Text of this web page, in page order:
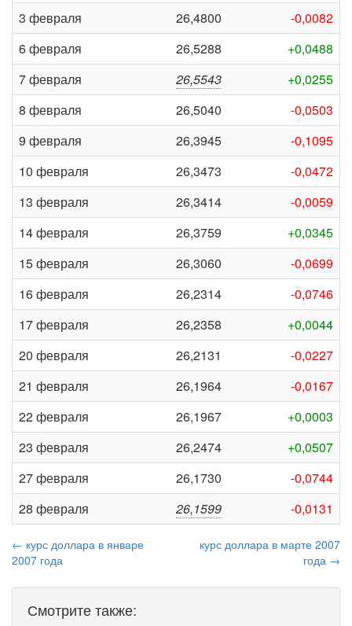
3 февраля
26,4800
-0,0082
6 февраля
26,5288
+0,0488
7 февраля
26,5543
+0,0255
8 февраля
26,5040
-0,0503
9 февраля
26,3945
-0,1095
10 февраля
26,3473
-0,0472
13 февраля
26,3414
-0,0059
14 февраля
26,3759
+0,0345
15 февраля
26,3060
-0,0699
16 февраля
26,2314
-0,0746
17 февраля
26,2358
+0,0044
20 февраля
26,2131
-0,0227
21 февраля
26,1964
-0,0167
22 февраля
26,1967
+0,0003
23 февраля
26,2474
+0,0507
27 февраля
26,1730
-0,0744
28 февраля
26,1599 -0,0131
← курс доллара в январе
2007 года
курс доллара в марте 2007
года →
Смотрите также: